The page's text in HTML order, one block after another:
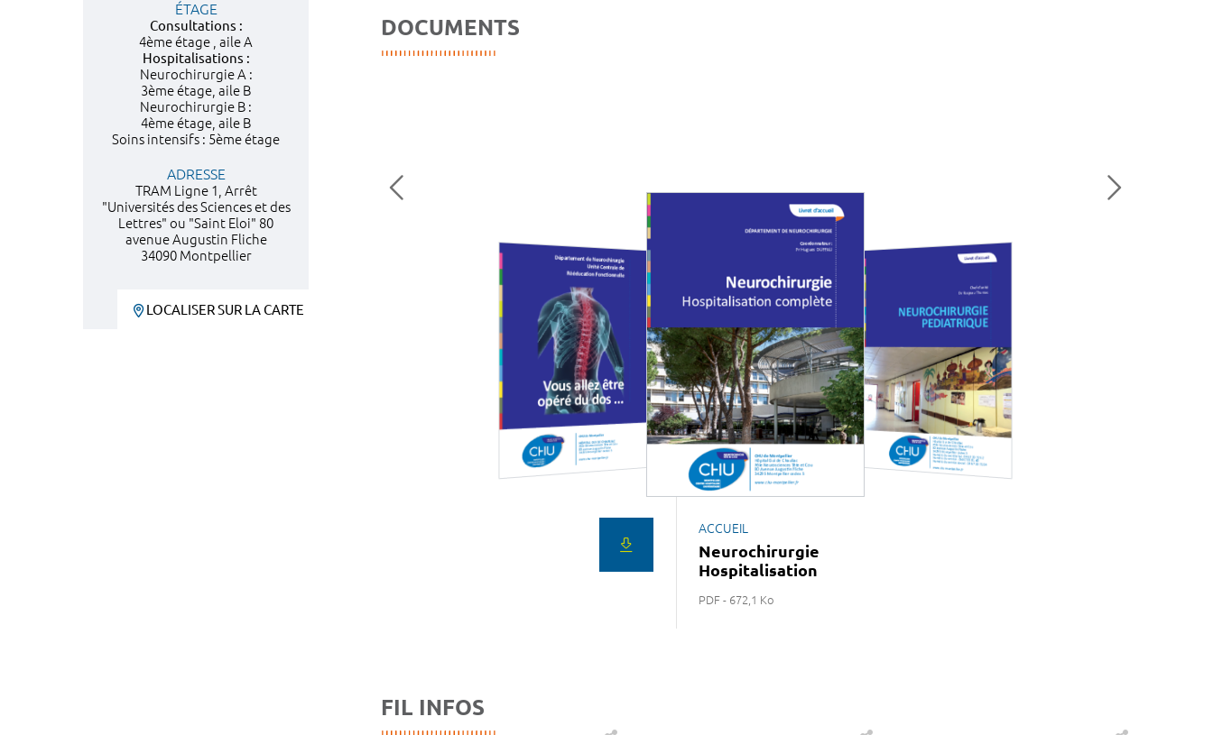
ÉTAGE
Consultations :
4ème étage , aile A
Hospitalisations :
Neurochirurgie A :
3ème étage, aile B
Neurochirurgie B :
4ème étage, aile B
Soins intensifs : 5ème étage
ADRESSE
TRAM Ligne 1, Arrêt
"Universités des Sciences et des
Lettres" ou "Saint Eloi" 80
avenue Augustin Fliche
34090 Montpellier
LOCALISER SUR LA CARTE
DOCUMENTS
ACCUEIL
Neurochirurgie
Hospitalisation
PDF - 672,1 Ko
FIL INFOS